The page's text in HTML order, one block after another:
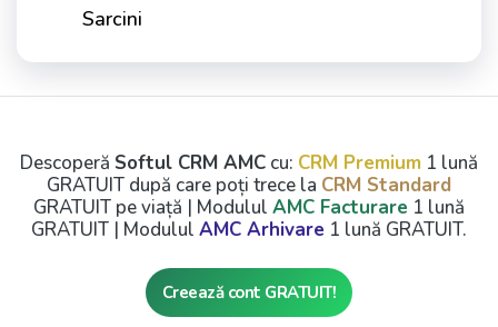
Sarcini
Descoperă Softul CRM AMC cu: CRM Premium 1 lună
GRATUIT după care poți trece la CRM Standard
GRATUIT pe viață | Modulul AMC Facturare 1 lună
GRATUIT | Modulul AMC Arhivare 1 lună GRATUIT.
Creează cont GRATUIT!